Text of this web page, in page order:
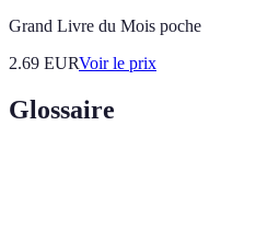
Grand Livre du Mois poche
2.69 EURVoir le prix
Glossaire